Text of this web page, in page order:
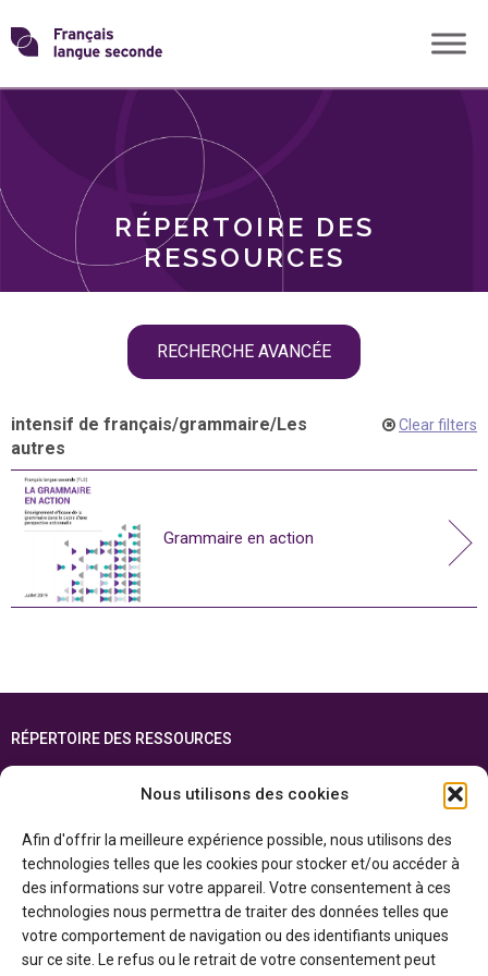
Nous utilisons des cookies
Afin d'offrir la meilleure expérience possible, nous utilisons des
technologies telles que les cookies pour stocker et/ou accéder à
des informations sur votre appareil. Votre consentement à ces
technologies nous permettra de traiter des données telles que
votre comportement de navigation ou des identifiants uniques
sur ce site. Le refus ou le retrait de votre consentement peut
Skip
toTransformons
langue
RÉPERTOIRE DES
RESSOURCES
RECHERCHE AVANCÉE
THÈMES
intensif de français/grammaire/Les
autres
Clear filters
Grammaire en action
RÉPERTOIRE DES RESSOURCES
ENGLISH
Cette ressource est réalisée grâce au soutien financier du gouvernement de
l’Ontario et du gouvernement duCanada par l’entremise du ministère du
Patrimoine canadien